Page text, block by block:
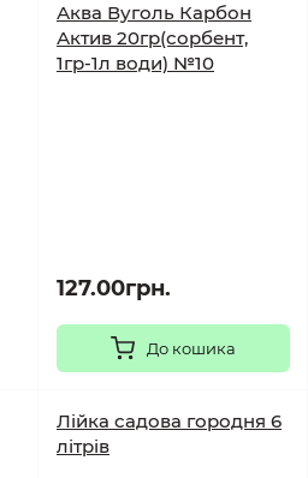
Аква Вуголь Карбон
Актив 20гр(сорбент,
1гр-1л води) №10
127.00грн.
До кошика
Лійка садова городня 6
літрів